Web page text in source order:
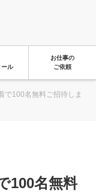
ール
お仕事の
ご依頼
で100名無料ご招待しま
100名無料